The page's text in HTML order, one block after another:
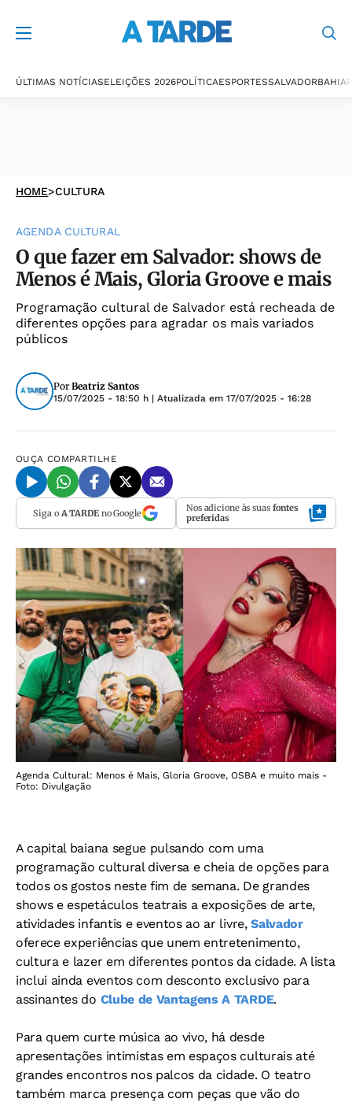
ÚLTIMAS NOTÍCIASELEIÇÕES 2026POLÍTICAESPORTESSALVADORBAHIA
HOME>CULTURA
AGENDA CULTURAL
O que fazer em Salvador: shows de
Menos é Mais, Gloria Groove e mais
Programação cultural de Salvador está recheada de
diferentes opções para agradar os mais variados
públicos
Por Beatriz Santos
15/07/2025 - 18:50 h | Atualizada em 17/07/2025 - 16:28
OUÇA COMPARTILHE
Siga o A TARDEno Google Nos adicione às suas fontes
preferidas
Agenda Cultural: Menos é Mais, Gloria Groove, OSBA e muito mais -
Foto: Divulgação
A capital baiana segue pulsando com uma
programação cultural diversa e cheia de opções para
todos os gostos neste fim de semana. De grandes
shows e espetáculos teatrais a exposições de arte,
atividades infantis e eventos ao ar livre,Salvador
oferece experiências que unem entretenimento,
cultura e lazer em diferentes pontos da cidade. A lista
inclui ainda eventos com desconto exclusivo para
assinantes do Clube de Vantagens A TARDE.
Para quem curte música ao vivo, há desde
apresentações intimistas em espaços culturais até
grandes encontros nos palcos da cidade. O teatro
também marca presença com peças que vão do